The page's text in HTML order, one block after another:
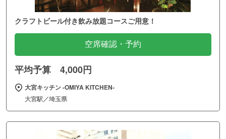
クラフトビール付き飲み放題コースご用意！
空席確認・予約
平均予算 4,000円
大宮キッチン ‐OMIYA KITCHEN‐
大宮駅／埼玉県